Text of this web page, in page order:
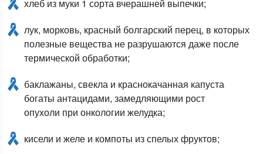
хлеб из муки 1 сорта вчерашней выпечки;
лук, морковь, красный болгарский перец, в которых
полезные вещества не разрушаются даже после
термической обработки;
баклажаны, свекла и краснокачанная капуста
богаты антацидами, замедляющими рост
опухоли при онкологии желудка;
кисели и желе и компоты из спелых фруктов;